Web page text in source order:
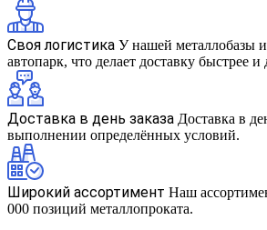
Своя логистика У нашей металлобазы
автопарк, что делает доставку быстрее
Доставка в день заказа Доставка в
выполнении определённых условий.
Широкий ассортимент Наш
000 позиций металлопроката.